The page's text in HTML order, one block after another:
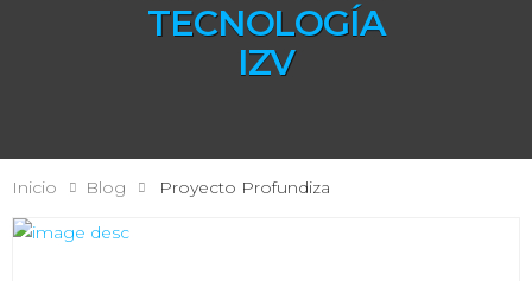
TECNOLOGÍA
IZV
Inicio Blog Proyecto Profundiza